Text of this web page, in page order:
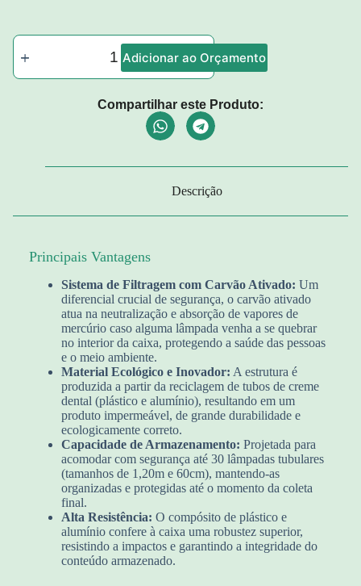
Adicionar ao Orçamento
Compartilhar este Produto:
Descrição
Principais Vantagens
Sistema de Filtragem com Carvão Ativado: Um
diferencial crucial de segurança, o carvão ativado
atua na neutralização e absorção de vapores de
mercúrio caso alguma lâmpada venha a se quebrar
no interior da caixa, protegendo a saúde das pessoas
e o meio ambiente.
Material Ecológico e Inovador: A estrutura é
produzida a partir da reciclagem de tubos de creme
dental (plástico e alumínio), resultando em um
produto impermeável, de grande durabilidade e
ecologicamente correto.
Capacidade de Armazenamento: Projetada para
acomodar com segurança até 30 lâmpadas tubulares
(tamanhos de 1,20m e 60cm), mantendo-as
organizadas e protegidas até o momento da coleta
final.
Alta Resistência: O compósito de plástico e
alumínio confere à caixa uma robustez superior,
resistindo a impactos e garantindo a integridade do
conteúdo armazenado.